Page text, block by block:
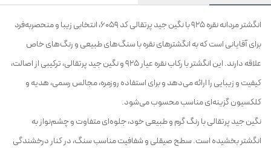
انگشتر مردانه نقره 925 با نگین جید پرتقالی کد 6059، انتخابی زیبا و منحصربه‌فرد
برای آقایانی است که به انگشترهای نقره با سنگ‌های طبیعی و رنگ‌های خاص
علاقه دارند. این انگشتر با رکاب نقره عیار 925 و نگین جید پرتقالی، ترکیبی از اصالت،
کیفیت و زیبایی را ارائه می‌دهد و برای استفاده روزمره، مجالس رسمی، هدیه و
کلکسیون گزینه‌ای مناسب محسوب می‌شود.
نگین جید پرتقالی با رنگ گرم و طبیعی خود، جلوه‌ای متفاوت و چشم‌نواز به
انگشتر بخشیده است. سطح صیقلی و شفافیت مناسب سنگ، در کنار درخشندگی